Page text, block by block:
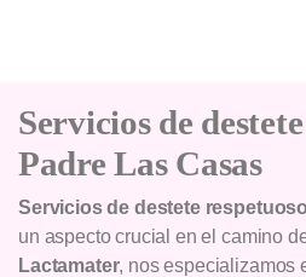
Servicios de
Padre Las Casas
Servicios de destete
un aspecto crucial en el camino
Lactamater, nos especializamos